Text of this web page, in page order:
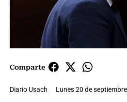
Comparte
Diario Usach Lunes 20 de